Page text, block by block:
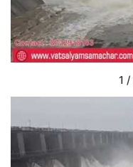
1 /